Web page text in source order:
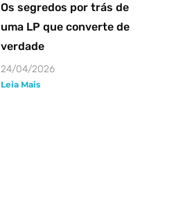
Os segredos por trás de
uma LP que converte de
verdade
24/04/2026
Leia Mais